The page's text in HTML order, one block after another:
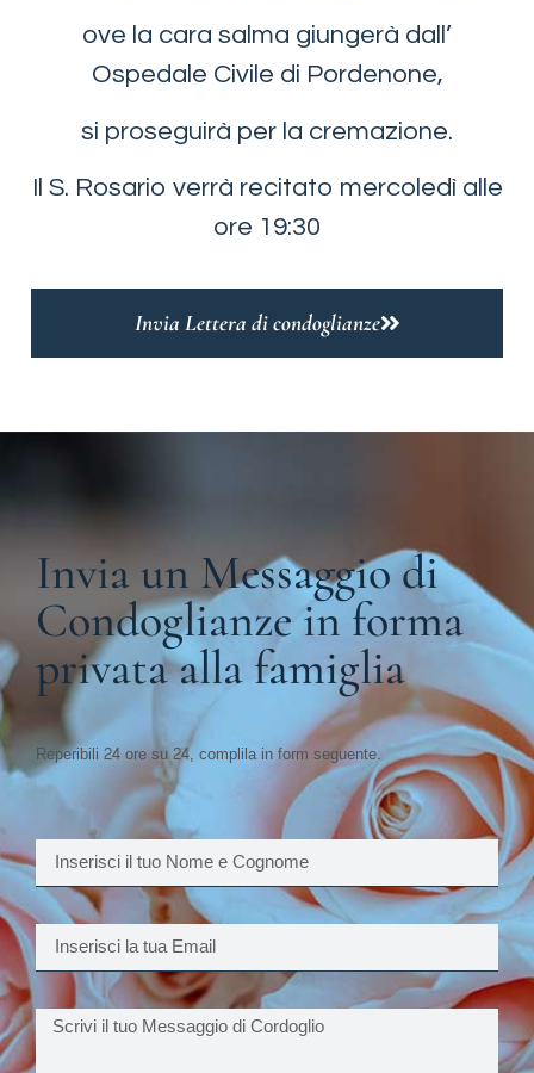
ove la cara salma giungerà dall’
Ospedale Civile di Pordenone,
si proseguirà per la cremazione.
Il S. Rosario verrà recitato mercoledì alle
ore 19:30
Invia Lettera di condoglianze
Invia un Messaggio di
Condoglianze in forma
privata alla famiglia
Reperibili 24 ore su 24, complila in form seguente.